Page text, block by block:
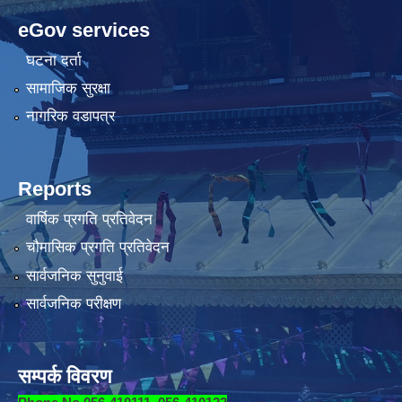
eGov services
घटना दर्ता
सामाजिक सुरक्षा
नागरिक वडापत्र
Reports
वार्षिक प्रगति प्रतिवेदन
चौमासिक प्रगति प्रतिवेदन
सार्वजनिक सुनुवाई
सार्वजनिक परीक्षण
सम्पर्क विवरण